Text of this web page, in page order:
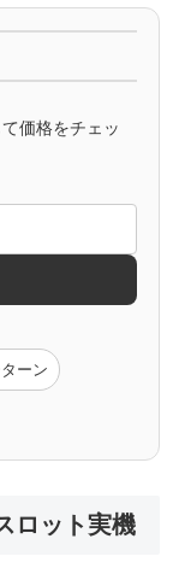
価格をチェッ
ーン
ロット実機